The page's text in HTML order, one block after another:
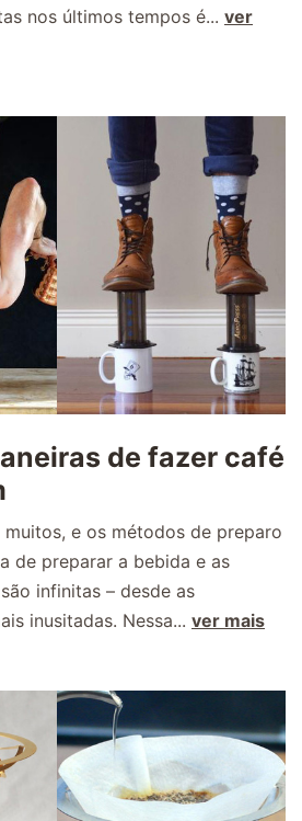
nos últimos tempos é... ver
de fazer café
e os métodos de preparo
de preparar a bebida e as
infinitas – desde as
inusitadas. Nessa... ver mais